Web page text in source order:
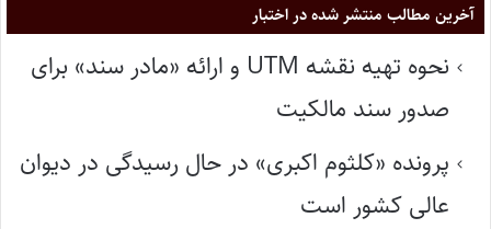
آخرین مطالب منتشر شده در اختبار
نحوه تهیه نقشه UTM و ارائه «مادر سند» برای
صدور سند مالکیت
پرونده «کلثوم اکبری» در حال رسیدگی در دیوان
عالی کشور است